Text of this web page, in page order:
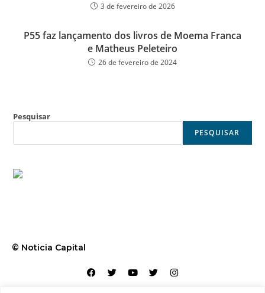
3 de fevereiro de 2026
P55 faz lançamento dos livros de Moema Franca
e Matheus Peleteiro
26 de fevereiro de 2024
Pesquisar
PESQUISAR
© Noticia Capital